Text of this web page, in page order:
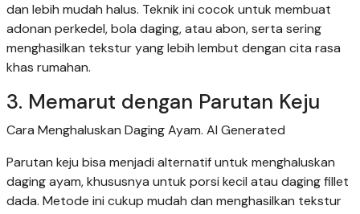
dan lebih mudah halus. Teknik ini cocok untuk membuat
adonan perkedel, bola daging, atau abon, serta sering
menghasilkan tekstur yang lebih lembut dengan cita rasa
khas rumahan.
3. Memarut dengan Parutan Keju
Cara Menghaluskan Daging Ayam. AI Generated
Parutan keju bisa menjadi alternatif untuk menghaluskan
daging ayam, khususnya untuk porsi kecil atau daging fillet
dada. Metode ini cukup mudah dan menghasilkan tekstur